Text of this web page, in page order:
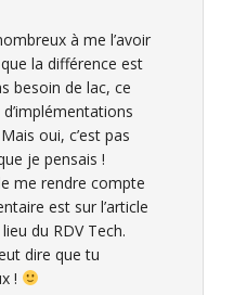
à me l’avoir
la différence est
besoin de lac, ce
oui, c’est pas
je pensais !
me rendre compte
est sur l’article
du RDV Tech.
dire que tu
!